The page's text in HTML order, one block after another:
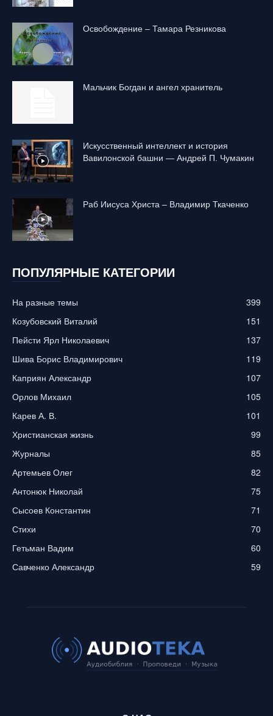
Освобождение – Тамара Резникова
Mальчик Богдан и ангел хранитель
Искусственный интеллект и история
Вавилонской башни — Андрей П. Чумакин
Раб Иисуса Христа – Владимир Ткаченко
ПОПУЛЯРНЫЕ КАТЕГОРИИ
На разные темы
399
Козубовский Виталий
151
Пейсти Ярл Николаевич
137
Шива Борис Владимирович
119
Каприян Александр
107
Орлов Михаил
105
Карев А. В.
101
Христианская жизнь
99
Журналы
85
Артемьев Олег
82
Антонюк Николай
75
Сысоев Константин
71
Стихи
70
Гетьман Вадим
60
Савченко Александр
59